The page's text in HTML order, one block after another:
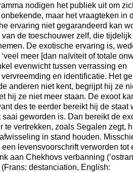
nodigen het publiek uit om
maar het vraagteken in
ervaring niet gegarandeerd kan
de toeschouwer zelf, die
De exotische ervaring is,
meer [dan naïviteit of totale
evenwicht tussen verrassing en
en identificatie. Het
anderen niet kent, begrijpt hij ze
hij ze niet meer staan. De exoot
des te eerder bereikt hij de staat
geworden is. Dan bereikt de
te vertrekken, zoals Segalen zegt,
in stand houden.
levensvoorschrift verworden tot
aan Chekhovs verbanning
(Frans: destanciation, English: